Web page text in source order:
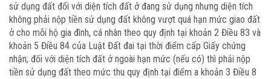
sử dụng đất đối với diện tích đất ở đang sử dụng nhưng diện tích
không phải nộp tiền sử dụng đất không vượt quá hạn mức giao đất
ở cho mỗi hộ gia đình, cá nhân theo quy định tại khoản 2 Điều 83 và
khoản 5 Điều 84 của Luật Đất đai tại thời điểm cấp Giấy chứng
nhận; đối với diện tích đất ở ngoài hạn mức (nếu có) thì phải nộp
tiền sử dụng đất theo mức thu quy định tại điểm a khoản 3 Điều 8